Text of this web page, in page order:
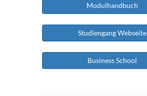
Modulhandbuch
Studiengang Webseite
Business School